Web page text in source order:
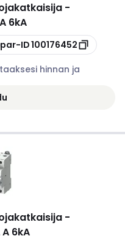
-
6kA
ID100176452
hinnan ja
-
6kA